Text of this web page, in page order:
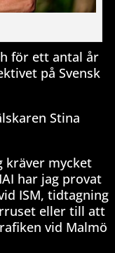
för ett antal år
på Svensk
Stina
kräver mycket
har jag provat
ISM, tidtagning
eller till att
vid Malmö